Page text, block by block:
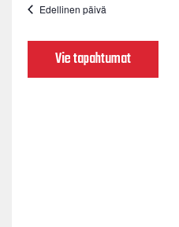
Edellinen päivä
Vie tapahtumat